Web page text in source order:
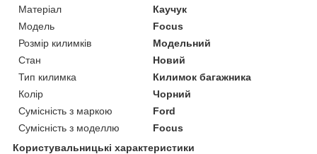
Матеріал
Каучук
Модель
Focus
Розмір килимків
Модельний
Стан
Новий
Тип килимка
Килимок багажника
Колір
Чорний
Сумісність з маркою
Ford
Сумісність з моделлю
Focus
Користувальницькі характеристики